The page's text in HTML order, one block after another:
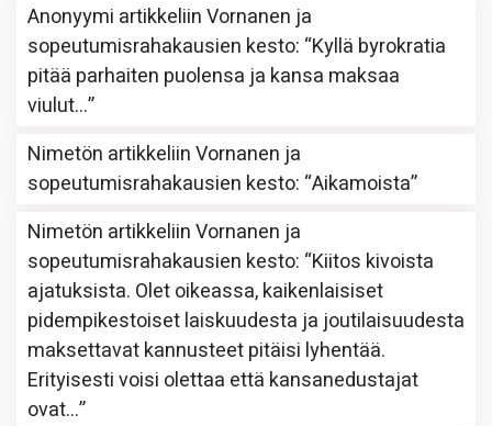
Anonyymi artikkeliinVornanen ja
sopeutumisrahakausien kesto: “Kyllä byrokratia
pitää parhaiten puolensa ja kansa maksaa
viulut…”
Nimetön artikkeliinVornanen ja
sopeutumisrahakausien kesto: “Aikamoista”
Nimetön artikkeliinVornanen ja
sopeutumisrahakausien kesto: “Kiitos kivoista
ajatuksista. Olet oikeassa, kaikenlaisiset
pidempikestoiset laiskuudesta ja joutilaisuudesta
maksettavat kannusteet pitäisi lyhentää.
Erityisesti voisi olettaa että kansanedustajat
ovat…”